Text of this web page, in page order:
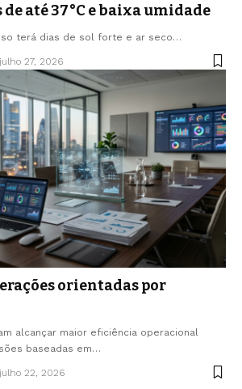
até 37°C e baixa umidade
terá dias de sol forte e ar seco…
27, 2026
orientadas por
alcançar maior eficiência operacional
baseadas em…
22, 2026